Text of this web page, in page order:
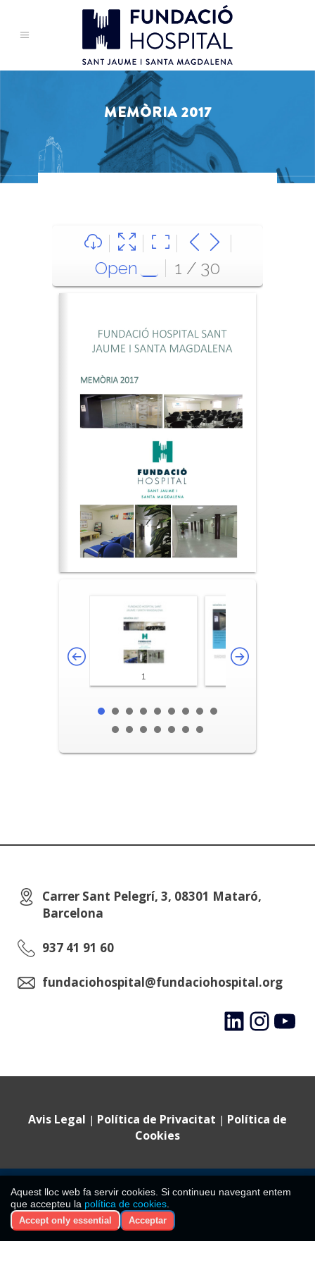
MEMÒRIA 2017
Open 1 / 30
1
Carrer Sant Pelegrí, 3, 08301 Mataró,
Barcelona
937 41 91 60
fundaciohospital@fundaciohospital.org
LinkedInInstagram
YouTube
Avis Legal | Política de Privacitat | Política de
Cookies
2024 Fundació Hospital Sant Jaume i Santa Magdalena ·
Tots els drets reservats
CIF: G08477788. Inscrita al Registre de Fundacions de la
Generalitat de Catalunya amb el núm. 397.
Aquest lloc web fa servir cookies. Si continueu navegant entem
que accepteu la política de cookies
Accept only essential Acceptar